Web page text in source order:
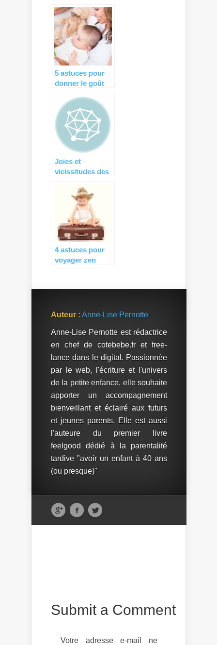
(surtout quand
on a des enfants)
5 astuces pour
donner le goût
bébé
Joies et
vicissitudes des
les petits…
4 astuces pour
voyager zen
Auteur : Anne-Lise Pernotte
Anne-Lise Pernotte est rédactrice
en chef de cotebebe.fr et free-
lance dans le digital. Passionnée
par le web, l'écriture et l'univers
de la petite enfance, elle souhaite
apporter un accompagnement
bienveillant et éclairé aux futurs
et jeunes parents. Elle est aussi
l'auteure du premier livre
feelgood dédié à la parentalité
tardive "avoir un enfant à 40 ans
(ou presque)"
Submit a Comment
Votre adresse e-mail ne